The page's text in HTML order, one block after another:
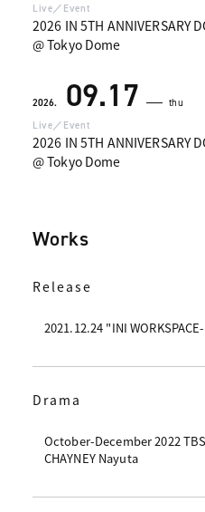
Live／Event
2026 IN 5TH ANNIVERSARY
@ Tokyo Dome
2026. 09.17
thu
Live／Event
2026 IN 5TH ANNIVERSARY
@ Tokyo Dome
Works
Release
2021.12.24 "INI
Drama
October-December 2022
CHAYNEY Nayuta